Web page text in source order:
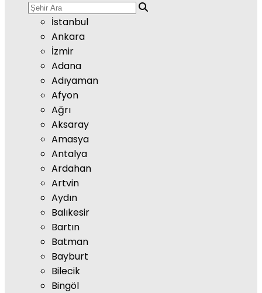
İstanbul
Ankara
İzmir
Adana
Adıyaman
Afyon
Ağrı
Aksaray
Amasya
Antalya
Ardahan
Artvin
Aydın
Balıkesir
Bartın
Batman
Bayburt
Bilecik
Bingöl